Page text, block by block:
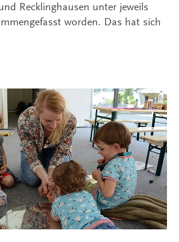
Recklinghausen unter jeweils
worden. Das hat sich